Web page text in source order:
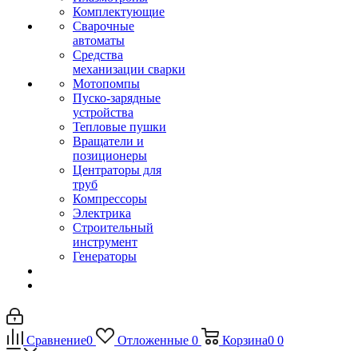
Комплектующие
Сварочные
автоматы
Средства
механизации сварки
Мотопомпы
Пуско-зарядные
устройства
Тепловые пушки
Вращатели и
позиционеры
Центраторы для
труб
Компрессоры
Электрика
Строительный
инструмент
Генераторы
Сравнение0 Отложенные 0 Корзина0 0